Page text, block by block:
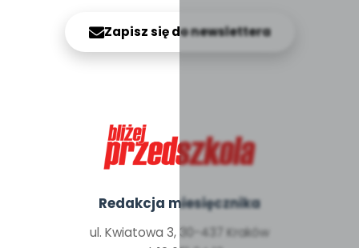
Zapisz się do newslettera
Redakcja miesięcznika
ul. Kwiatowa 3, 30-437 Kraków